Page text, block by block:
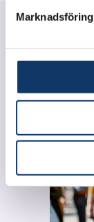
Marknadsföring